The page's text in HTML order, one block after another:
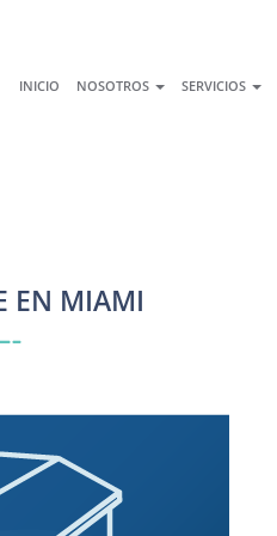
INICIO NOSOTROS SERVICIOS
EN MIAMI